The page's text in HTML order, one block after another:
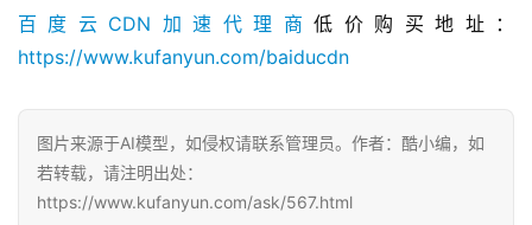
首
页
百度云CDN加速代理商低价购买地址：
https://www.kufanyun.com/baiducdn
图片来源于AI模型，如侵权请联系管理员。作者：酷小编，如
若转载，请注明出处：
https://www.kufanyun.com/ask/567.html